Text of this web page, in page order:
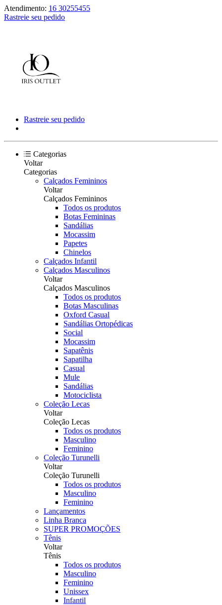
Atendimento: 16 30255455
Rastreie seu pedido
Rastreie seu pedido
Categorias
Voltar
Categorias
Calçados Femininos
Voltar
Calçados Femininos
Todos os produtos
Botas Femininas
Sandálias
Mocassim
Papetes
Chinelos
Calçados Infantil
Calçados Masculinos
Voltar
Calçados Masculinos
Todos os produtos
Botas Masculinas
Oxford Casual
Sandálias Ortopédicas
Social
Mocassim
Sapatênis
Sapatilha
Casual
Mule
Sandálias
Motociclista
Coleção Lecas
Voltar
Coleção Lecas
Todos os produtos
Masculino
Feminino
Coleção Turunelli
Voltar
Coleção Turunelli
Todos os produtos
Masculino
Feminino
Lançamentos
Linha Branca
SUPER PROMOÇÕES
Tênis
Voltar
Tênis
Todos os produtos
Masculino
Feminino
Unissex
Infantil